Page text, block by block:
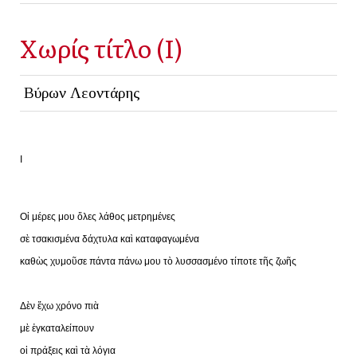
Χωρίς τίτλο (I)
Βύρων Λεοντάρης
Ι
Οἱ μέρες μου ὅλες λάθος μετρημένες
σὲ τσακισμένα δάχτυλα καὶ καταφαγωμένα
καθὼς χυμοῦσε πάντα πάνω μου τὸ λυσσασμένο τίποτε τῆς ζωῆς
Δὲν ἔχω χρόνο πιὰ
μὲ ἐγκαταλείπουν
οἱ πράξεις καὶ τὰ λόγια